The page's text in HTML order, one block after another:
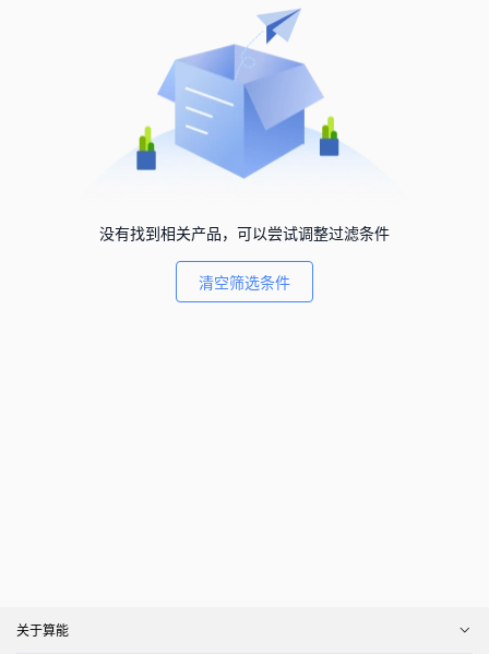
没有找到相关产品，可以尝试调整过滤条件
清空筛选条件
关于算能